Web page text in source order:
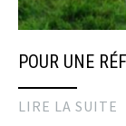
POUR UNE
LIRE LA SUITE